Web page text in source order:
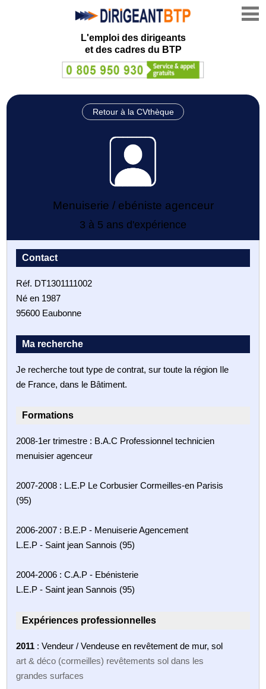
L'emploi des dirigeants
et des cadres du BTP
Retour à la CVthèque
Menuiserie / ebéniste agenceur
3 à 5 ans d'expérience
Contact
Réf. DT1301111002
Né en 1987
95600 Eaubonne
Ma recherche
Je recherche tout type de contrat, sur toute la région Ile
de France, dans le Bâtiment.
Formations
2008-1er trimestre : B.A.C Professionnel technicien
menuisier agenceur
2007-2008 : L.E.P Le Corbusier Cormeilles-en Parisis
(95)
2006-2007 : B.E.P - Menuiserie Agencement
L.E.P - Saint jean Sannois (95)
2004-2006 : C.A.P - Ebénisterie
L.E.P - Saint jean Sannois (95)
Expériences professionnelles
2011 : Vendeur / Vendeuse en revêtement de mur, sol
art & déco (cormeilles) revêtements sol dans les
grandes surfaces